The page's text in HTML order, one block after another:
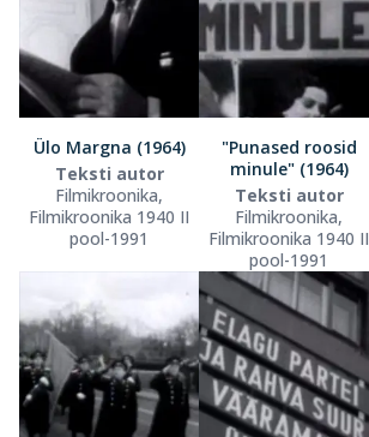
Ülo Margna (1964)
Teksti autor
Filmikroonika,
Filmikroonika 1940 II
pool-1991
"Punased roosid
minule" (1964)
Teksti autor
Filmikroonika,
Filmikroonika 1940 II
pool-1991